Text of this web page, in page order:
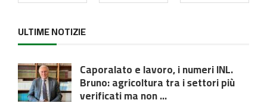
ULTIME NOTIZIE
Caporalato e lavoro, i numeri INL.
Bruno: agricoltura tra i settori più
verificati ma non ...